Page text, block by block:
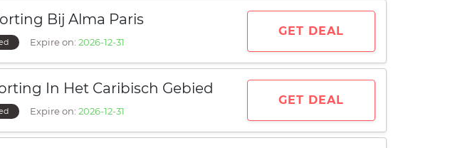
Bij Alma Paris
Expire on: 2026-12-31
GET DEAL
In Het Caribisch Gebied
Expire on: 2026-12-31
GET DEAL